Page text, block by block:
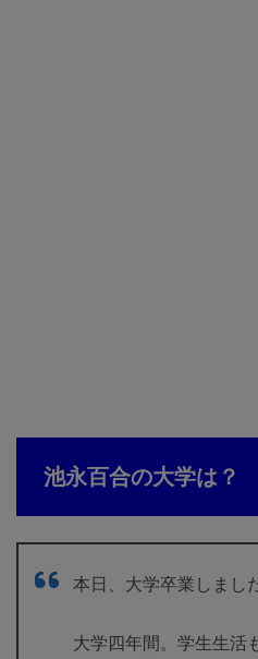
池永百合の大学は？
本日、大学卒業しまし
大学四年間。学生生活